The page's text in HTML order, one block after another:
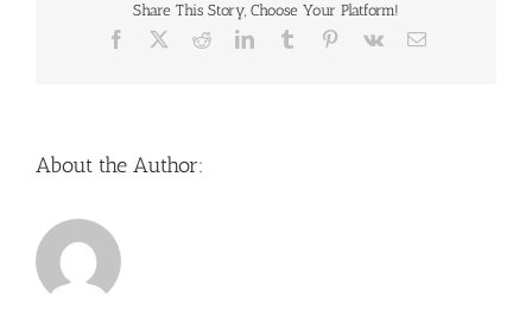
Share This Story, Choose Your Platform!
Facebook RedditLinkedInTumblr Pinterest
Vk Email
About the Author: